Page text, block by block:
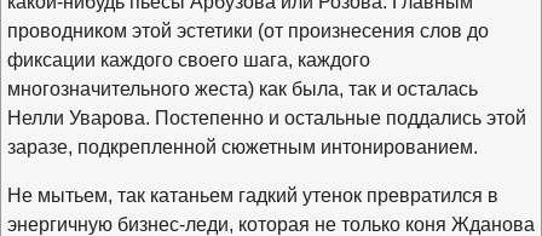
проводником этой эстетики (от произнесения слов до
фиксации каждого своего шага, каждого
многозначительного жеста) как была, так и осталась
Нелли Уварова. Постепенно и остальные поддались этой
заразе, подкрепленной сюжетным интонированием.
Не мытьем, так катаньем гадкий утенок превратился в
энергичную бизнес-леди, которая не только коня Жданова